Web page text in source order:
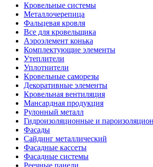
Кровельные системы
Металлочерепица
Фальцевая кровля
Все для кровельщика
Аэроэлемент конька
Комплектующие элементы
Утеплители
Уплотнители
Кровельные саморезы
Декоративные элементы
Кровельная вентиляция
Мансардная продукция
Рулонный металл
Гидроизоляционные и
Фасады
Сайдинг металлический
Фасадные кассеты
Фасадные системы
Реечные панели